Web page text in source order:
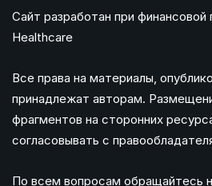
Сайт разработан при
Healthcare
Все права на материалы,
принадлежат авторам.
фрагментов на сторонних
согласовывать с
По всем вопросам обращайтесь